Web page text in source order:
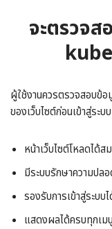
จะตรวจส
ผู้ใช้งานควรตรวจสอบข้อ
ของเว็บไซต์ก่อนเข้าสู่ร
หน้าเว็บไซต์โหลดได้
มีระบบรักษาความปล
รองรับการเข้าสู่ระบบ
แสดงผลได้ครบทุกเมนู